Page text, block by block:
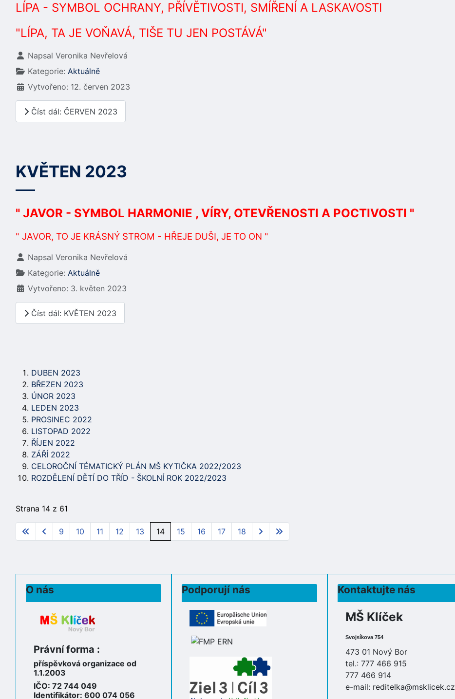
LÍPA - SYMBOL OCHRANY, PŘÍVĚTIVOSTI, SMÍŘENÍ A LASKAVOSTI
"LÍPA, TA JE VOŇAVÁ, TIŠE TU JEN POSTÁVÁ"
Základní údaje
Napsal Veronika Nevřelová
Kategorie: Aktuálně
Vytvořeno: 12. červen 2023
Číst dál: ČERVEN 2023
KVĚTEN 2023
" JAVOR - SYMBOL HARMONIE , VÍRY, OTEVŘENOSTI A POCTIVOSTI "
" JAVOR, TO JE KRÁSNÝ STROM - HŘEJE DUŠI, JE TO ON "
Základní údaje
Napsal Veronika Nevřelová
Kategorie: Aktuálně
Vytvořeno: 3. květen 2023
Číst dál: KVĚTEN 2023
DUBEN 2023
BŘEZEN 2023
ÚNOR 2023
LEDEN 2023
PROSINEC 2022
LISTOPAD 2022
ŘÍJEN 2022
ZÁŘÍ 2022
CELOROČNÍ TÉMATICKÝ PLÁN MŠ KYTIČKA 2022/2023
ROZDĚLENÍ DĚTÍ DO TŘÍD - ŠKOLNÍ ROK 2022/2023
Strana 14 z 61
9 10 11 12 13 14 15 16 17 18
O nás
Právní forma :
příspěvková organizace od
1.1.2003
IČO: 72 744 049
Identifikátor: 600 074 056
Podporují nás Kontaktujte nás
MŠ Klíček
Svojsíkova 754
473 01 Nový Bor
tel.: 777 466 915
777 466 914
e-mail: reditelka@msklicek.cz